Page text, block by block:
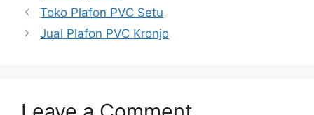
Toko Plafon PVC Setu
Jual Plafon PVC Kronjo